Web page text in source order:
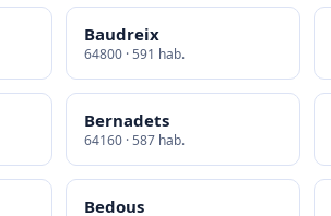
Baudreix
64800 · 591 hab.
Bernadets
64160 · 587 hab.
Bedous